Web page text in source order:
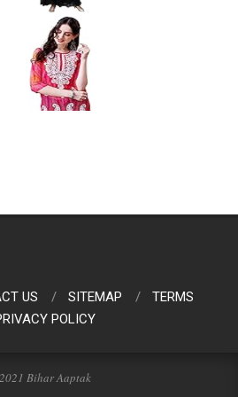
US SITEMAP
TERMS
POLICY
Bihar Aaptak